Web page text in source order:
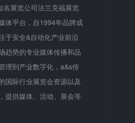
名展览公司法兰克福展览
体平台，自1994年品牌成
于安全&自动化产业前沿
趋势的专业媒体传播和品
理到产业数字化，a&s传
国际行业展览会资源以及
提供媒体、活动、展会等